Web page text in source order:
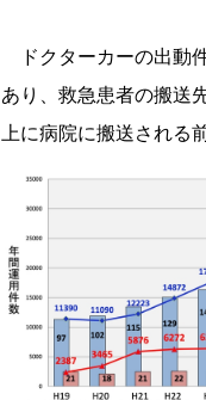
ドクターカーの出動
あり、救急患者の搬送
上に病院に搬送される